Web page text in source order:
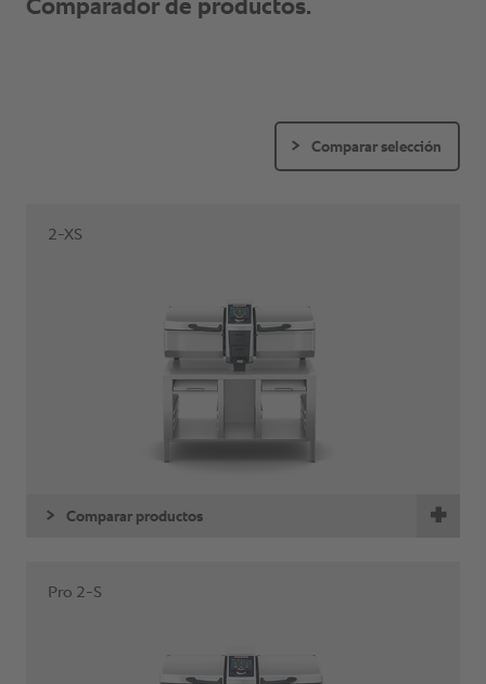
Comparar selección
2-XS
Comparar productos
Pro 2-S